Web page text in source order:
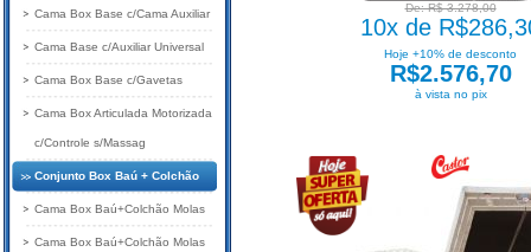
De: R$ 3.278,00
10x de
Hoje +10% de desconto
R$2.576,70
à vista no pix
Cama Box Base c/Cama Auxiliar
Cama Base c/Auxiliar Universal
Cama Box Base c/Gavetas
Cama Box Articulada Motorizada
c/Controle s/Massag
Conjunto Box Baú + Colchão
Cama Box Baú+Colchão Molas
Cama Box Baú+Colchão Molas